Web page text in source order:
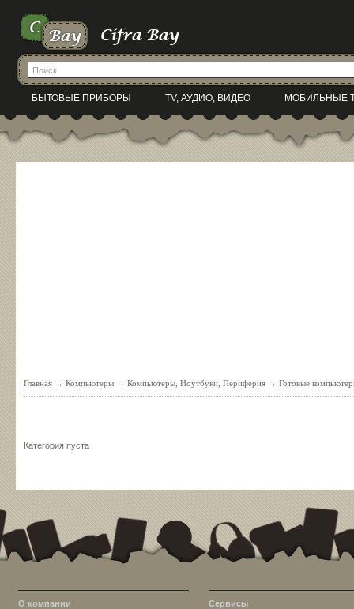
БЫТОВЫЕ ПРИБОРЫ TV, АУДИО, ВИДЕО МОБИЛЬНЫЕ
Главная → Компьютеры → Компьютеры, Ноутбуки, Периферия → Готовые
Категория пуста
О компании
Сервисы